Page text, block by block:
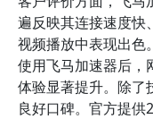
遍反映其连接速度快
视频播放中表现出色
使用飞马加速器后，
体验显著提升。除了
良好口碑。官方提